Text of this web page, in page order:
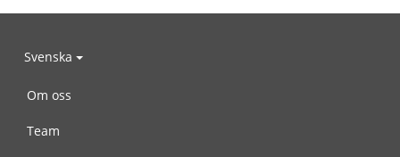
Svenska
Om oss
Team